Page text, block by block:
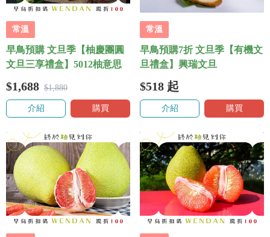
常溫
早鳥預購 文旦季【柚慶團圓
文旦三享禮盒】5012柚意思
$1,688 $1,880
介紹 購買
常溫
早鳥預購7折 文旦季【有機文
旦禮盒】興瑞文旦
$518 起
介紹 購買